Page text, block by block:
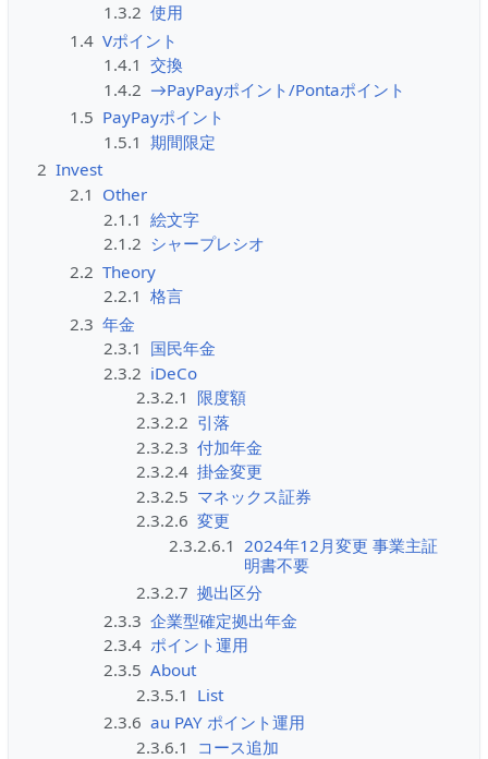
1.3.2 使用
1.4 Vポイント
1.4.1 交換
1.4.2 →PayPayポイント/Pontaポイント
1.5 PayPayポイント
1.5.1 期間限定
2 Invest
2.1 Other
2.1.1 絵文字
2.1.2 シャープレシオ
2.2 Theory
2.2.1 格言
2.3 年金
2.3.1 国民年金
2.3.2 iDeCo
2.3.2.1 限度額
2.3.2.2 引落
2.3.2.3 付加年金
2.3.2.4 掛金変更
2.3.2.5 マネックス証券
2.3.2.6 変更
2.3.2.6.1 2024年12月変更 事業主証
明書不要
2.3.2.7 拠出区分
2.3.3 企業型確定拠出年金
2.3.4 ポイント運用
2.3.5 About
2.3.5.1 List
2.3.6 au PAY ポイント運用
2.3.6.1
コース追加